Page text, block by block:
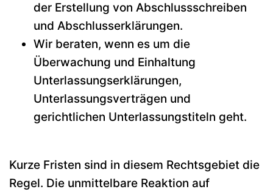
der Erstellung von Abschlussschreiben
und Abschlusserklärungen.
Wir beraten, wenn es um die
Überwachung und Einhaltung
Unterlassungserklärungen,
Unterlassungsverträgen und
gerichtlichen Unterlassungstiteln geht.
Kurze Fristen sind in diesem Rechtsgebiet die
Regel. Die unmittelbare Reaktion auf